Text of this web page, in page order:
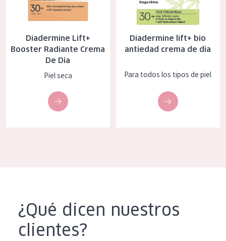
TIPO DE PIEL
Piel sensible
Piel normal y seca
Piel mixata o grasa
Piel madura
Edad: de 35 a 55
Piel madura
Diadermine Lift+
Booster Radiante Crema
De Día
Piel seca
Diadermine lift+ bio
antiedad crema de día
Para todos los tipos de piel
¿Qué dicen nuestros
clientes?